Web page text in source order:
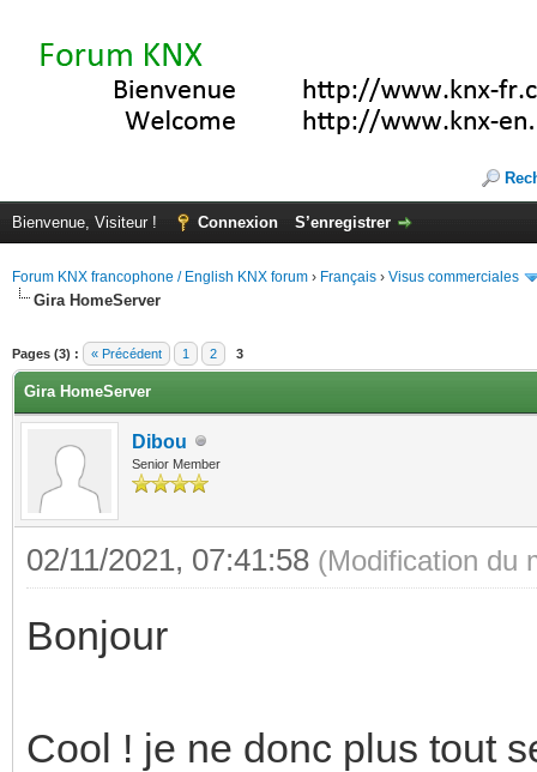
Bienvenue, Visiteur ! Connexion S’enregistrer
Forum KNX francophone / English KNX forum › Français › Visus commerciales
Gira HomeServer
Pages (3) : « Précédent 1 2 3
Gira HomeServer
Dibou
Senior Member
02/11/2021, 07:41:58 (Modification du
Bonjour
Cool ! je ne donc plus tout